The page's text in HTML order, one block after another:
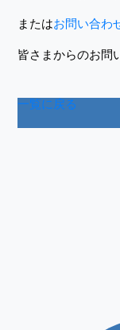
またはお問い合わ
皆さまからのお問
一覧に戻る